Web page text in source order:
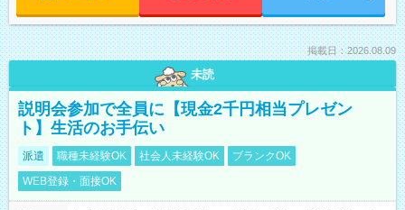
掲載日：2026.08.09
未読
説明会参加で全員に【現金2千円相当プレゼン
ト】生活のお手伝い
派遣 職種未経験OK 社会人未経験OK
ブランクOK
WEB登録・面接OK